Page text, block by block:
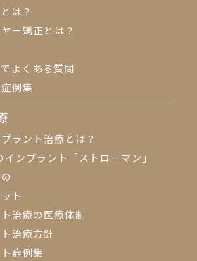
は？
ー矯正とは？
よくある質問
例集
ラント治療とは？
インプラント「ストローマン」
ト
治療の 医療体制
治療方針
症例集